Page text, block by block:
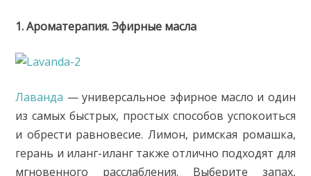
1. Ароматерапия. Эфирные масла
Лаванда — универсальное эфирное масло и один
из самых быстрых, простых способов успокоиться
и обрести равновесие. Лимон, римская ромашка,
герань и иланг-иланг также отлично подходят для
мгновенного расслабления. Выберите запах,